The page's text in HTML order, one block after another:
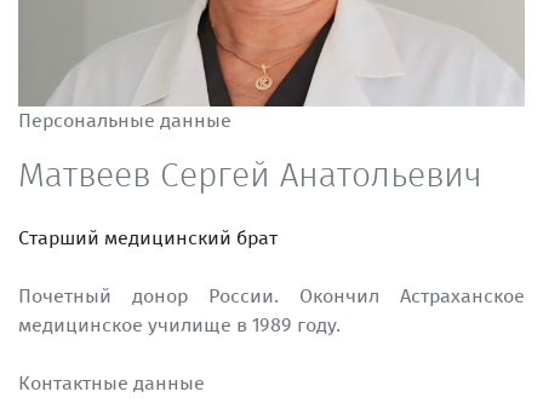
Персональные данные
Матвеев Сергей Анатольевич
Cтарший медицинский брат
Почетный донор России. Oкончил Астраханское
медицинское училище в 1989 году.
Контактные данные